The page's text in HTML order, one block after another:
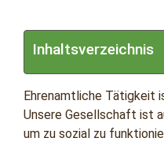
Inhaltsverzeichnis
Ehrenamtliche Tätigkeit
Unsere Gesellschaft ist
um zu sozial zu